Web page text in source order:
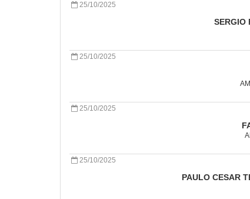
25/10/2025
SERGIO
25/10/2025
25/10/2025
25/10/2025
PAULO CESAR